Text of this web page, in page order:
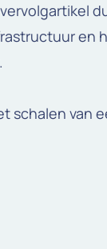
en
schalen van